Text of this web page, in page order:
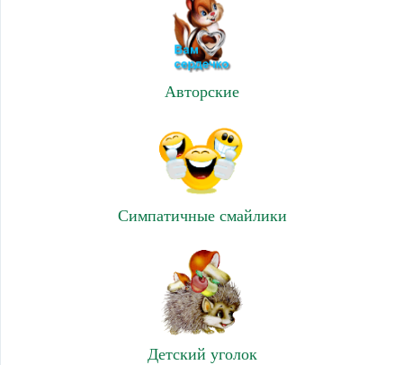
Авторские
Симпатичные смайлики
Детский уголок